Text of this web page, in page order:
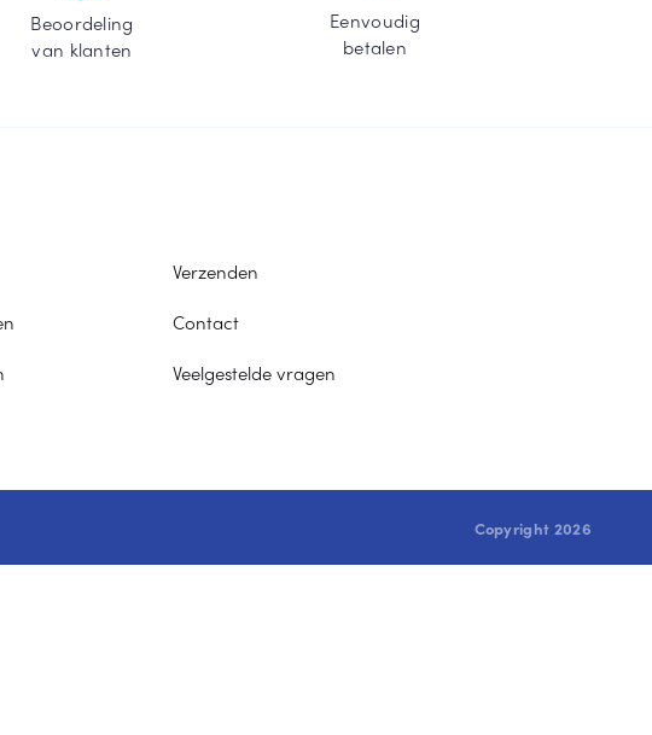
Beoordeling
van klanten
Eenvoudig
betalen
Verzenden
Contact
Veelgestelde vragen
Copyright 2026